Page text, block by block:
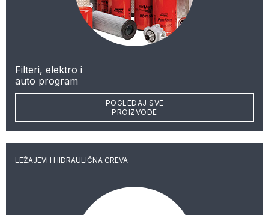
Filteri, elektro i
auto program
POGLEDAJ SVE
PROIZVODE
LEŽAJEVI I HIDRAULIČNA CREVA